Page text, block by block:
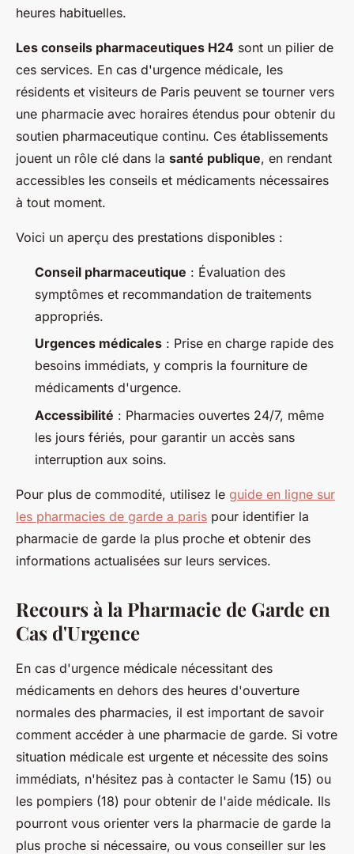
heures habituelles.
Les conseils pharmaceutiques H24 sont un pilier de
ces services. En cas d'urgence médicale, les
résidents et visiteurs de Paris peuvent se tourner vers
une pharmacie avec horaires étendus pour obtenir du
soutien pharmaceutique continu. Ces établissements
jouent un rôle clé dans la santé publique, en rendant
accessibles les conseils et médicaments nécessaires
à tout moment.
Voici un aperçu des prestations disponibles :
Conseil pharmaceutique : Évaluation des
symptômes et recommandation de traitements
appropriés.
Urgences médicales : Prise en charge rapide des
besoins immédiats, y compris la fourniture de
médicaments d'urgence.
Accessibilité : Pharmacies ouvertes 24/7, même
les jours fériés, pour garantir un accès sans
interruption aux soins.
Pour plus de commodité, utilisez le guide en ligne sur
les pharmacies de garde a paris pour identifier la
pharmacie de garde la plus proche et obtenir des
informations actualisées sur leurs services.
Recours à la Pharmacie de Garde en
Cas d'Urgence
En cas d'urgence médicale nécessitant des
médicaments en dehors des heures d'ouverture
normales des pharmacies, il est important de savoir
comment accéder à une pharmacie de garde. Si votre
situation médicale est urgente et nécessite des soins
immédiats, n'hésitez pas à contacter le Samu (15) ou
les pompiers (18) pour obtenir de l'aide médicale. Ils
pourront vous orienter vers la pharmacie de garde la
plus proche si nécessaire, ou vous conseiller sur les